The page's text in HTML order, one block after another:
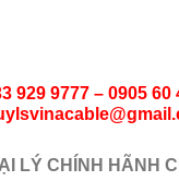
929 9777 – 0905 60
@gmail
LÝ CHÍNH HÃNH